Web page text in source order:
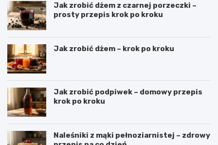
Jak zrobić dżem z czarnej porzeczki –
prosty przepis krok po kroku
Jak zrobić dżem – krok po kroku
Jak zrobić podpiwek – domowy przepis
krok po kroku
Naleśniki z mąki pełnoziarnistej – zdrowy